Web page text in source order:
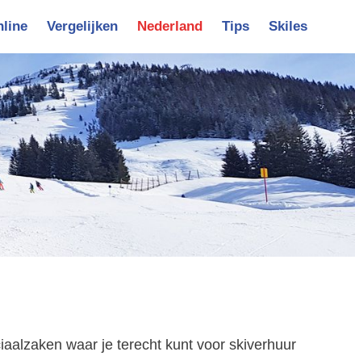
Vergelijken Nederland Tips Skiles
waar je terecht kunt voor skiverhuur